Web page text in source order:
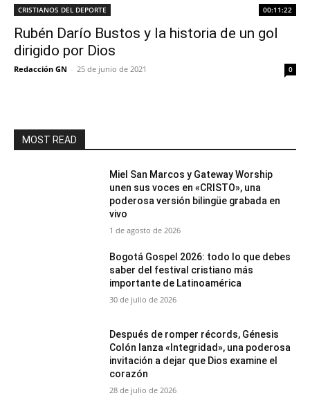
CRISTIANOS DEL DEPORTE 00:11:22
Rubén Darío Bustos y la historia de un gol
dirigido por Dios
Redacción GN - 25 de junio de 2021 0
MOST READ
Miel San Marcos y Gateway Worship
unen sus voces en «CRISTO», una
poderosa versión bilingüe grabada en
vivo
1 de agosto de 2026
Bogotá Gospel 2026: todo lo que debes
saber del festival cristiano más
importante de Latinoamérica
30 de julio de 2026
Después de romper récords, Génesis
Colón lanza «Integridad», una poderosa
invitación a dejar que Dios examine el
corazón
28 de julio de 2026